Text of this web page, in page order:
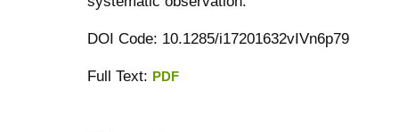
DOI Code: 10.1285/i17201632vIVn6p79
Full Text: PDF